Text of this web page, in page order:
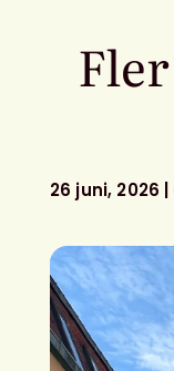
26 juni, 2026